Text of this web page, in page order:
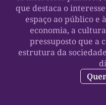
que destaca o
espaço ao público e
economia, a
pressuposto que a
estrutura da